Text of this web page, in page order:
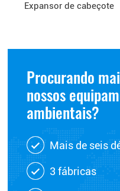
Expansor de cabeçote
Procurando
nossos
ambientais?
Mais de seis
3 fábricas